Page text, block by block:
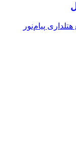
هتلداری پیام‌نور